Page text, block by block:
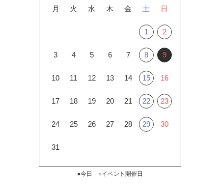
月 火 水 木 金 土 日
1 2
3 4 5 6 7 8 9
10 11 12 13 14 15 16
17 18 19 20 21 22 23
24 25 26 27 28 29 30
31
●今日 ○イベント開催日